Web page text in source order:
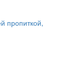
пропиткой,